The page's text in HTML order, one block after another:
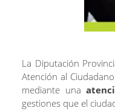
La Diputación
Atención al
mediante una
gestiones que el